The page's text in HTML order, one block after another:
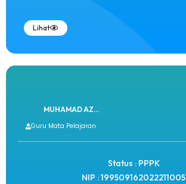
Lihat
MUHAMAD AZ...
Guru Mata Pelajaran
Status : PPPK
NIP : 199509162022211005